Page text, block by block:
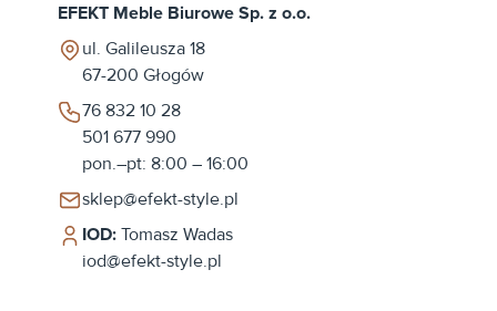
EFEKT Meble Biurowe Sp. z o.o.
ul. Galileusza 18
67-200 Głogów
76 832 10 28
501 677 990
pon.–pt: 8:00 – 16:00
sklep@efekt-style.pl
IOD: Tomasz Wadas
iod@efekt-style.pl